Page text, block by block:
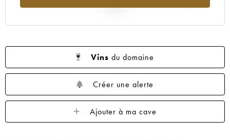
Vins du domaine
Créer une alerte
Ajouter à ma cave